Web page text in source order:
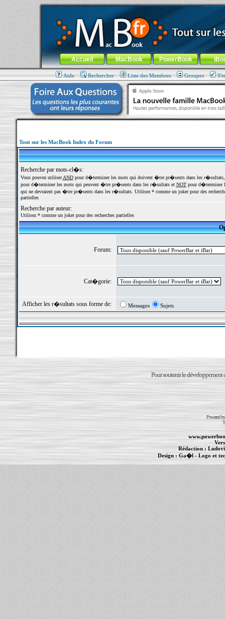
MacBook-fr.com : 100% Apple... 100% nomade !
Aller au contenu-Aller au menu général-Aller au menu de
Menu général
Accueil MacBook PowerBook
Aide Rechercher Liste des Membres Groupes
Tout sur les MacBook Index du Forum
Recherche par mots-cl�s:
Vous pouvez utiliserANDpour d�terminer les mots qui doivent �tre pr�sents dans les
pour d�terminer les mots qui peuvent �tre pr�sents dans les r�sultats et NOTpour d�terminer
qui ne devraient pas �tre pr�sents dans les r�sultats. Utilisez * comme un joker pour des
partielles
Recherche par auteur:
Utilisez * comme un joker pour des recherches partielles
Forum:
Cat�gorie:
Afficher les r�sultats sous forme de: Messages Sujets
Pour soutenir le développement
Powered
Rédaction :
Design : Ga�l- Logo et